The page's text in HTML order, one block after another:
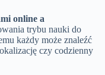
online a
trybu nauki do
każdy może znaleźć
czy codzienny